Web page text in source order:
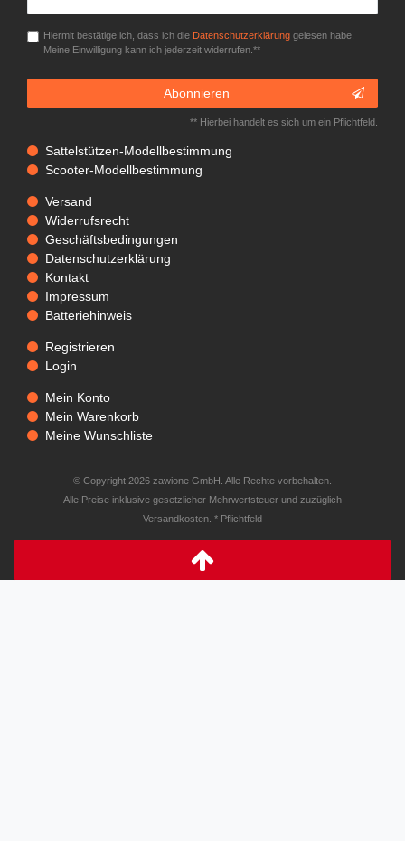
Hiermit bestätige ich, dass ich die Daten­schutz­erklärunggelesen habe.
Meine Einwilligung kann ich jederzeit widerrufen.**
Abonnieren
** Hierbei handelt es sich um ein Pflichtfeld.
Sattelstützen-Modellbestimmung
Scooter-Modellbestimmung
Versand
Widerrufsrecht
Geschäftsbedingungen
Datenschutzerklärung
Kontakt
Impressum
Batteriehinweis
Registrieren
Login
Mein Konto
Mein Warenkorb
Meine Wunschliste
© Copyright 2026 zawione GmbH. Alle Rechte vorbehalten.
Alle Preise inklusive gesetzlicher Mehrwertsteuer und zuzüglich
Versandkosten. * Pflichtfeld